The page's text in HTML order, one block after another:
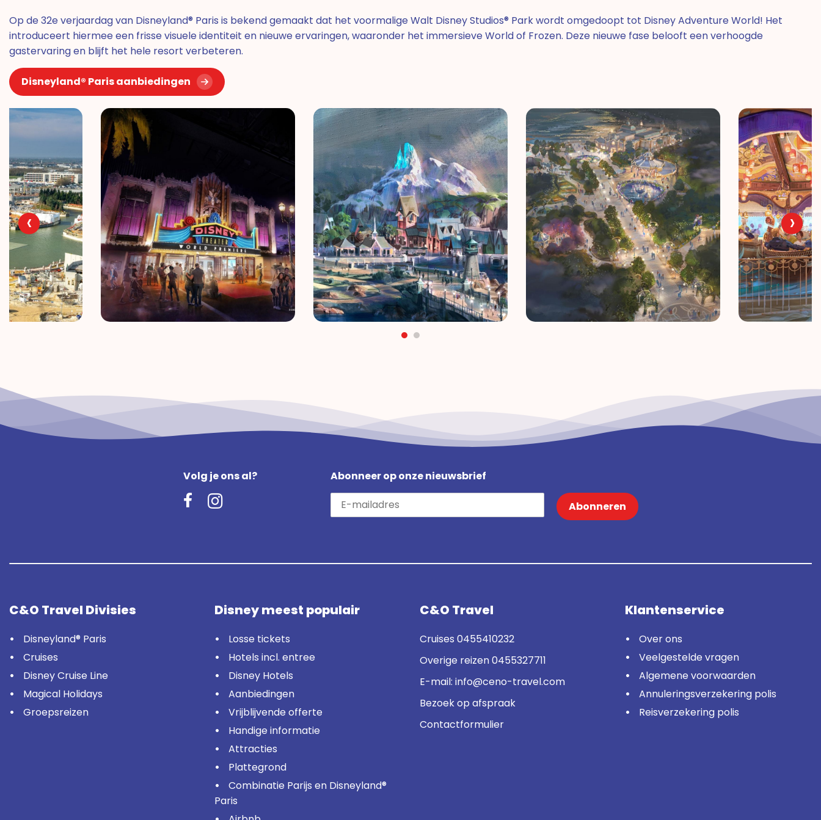
Op de 32e verjaardag van Disneyland® Paris is bekend gemaakt dat het voormalige Walt Disney Studios® Park wordt omgedoopt tot Disney Adventure World! Het
introduceert hiermee een frisse visuele identiteit en nieuwe ervaringen, waaronder het immersieve World of Frozen. Deze nieuwe fase belooft een verhoogde
gastervaring en blijft het hele resort verbeteren.
Disneyland® Paris aanbiedingen
‹ ›
Volg je ons al? Abonneer op onze nieuwsbrief
Abonneren
C&O Travel Divisies
Disneyland® Paris
Cruises
Disney Cruise Line
Magical Holidays
Groepsreizen
Disney meest populair
Losse tickets
Hotels incl. entree
Disney Hotels
Aanbiedingen
Vrijblijvende offerte
Handige informatie
Attracties
Plattegrond
Combinatie Parijs en Disneyland®
Paris
C&O Travel
Cruises 0455410232
Overige reizen0455327711
E-mail: info@ceno-travel.com
Bezoek op afspraak
Contactformulier
Klantenservice
Over ons
Veelgestelde vragen
Algemene voorwaarden
Annuleringsverzekering polis
Reisverzekering polis